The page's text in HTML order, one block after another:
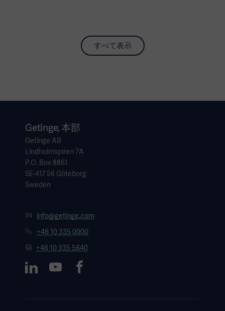
すべて表示
Getinge, 本部
Getinge AB
Lindholmspiren 7A
P.O. Box 8861
SE-417 56 Göteborg
Sweden
info@getinge.com
+46 10 335 0000
+46 10 335 5640